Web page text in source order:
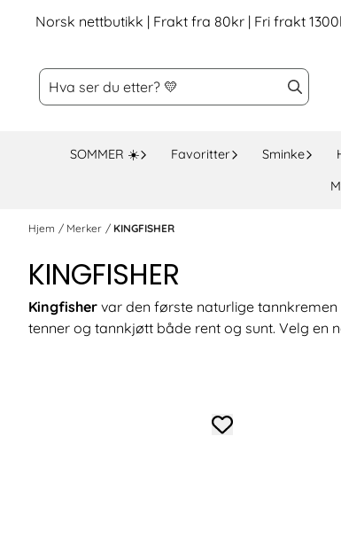
Hopp til innhold
Norsk nettbutikk | Frakt fra 80kr | Fri frakt
SOMMER ☀️ Favoritter Sminke
Hjem / Merker / KINGFISHER
KINGFISHER
Kingfisher var den første naturlige
tenner og tannkjøtt både rent og sunt. Velg en